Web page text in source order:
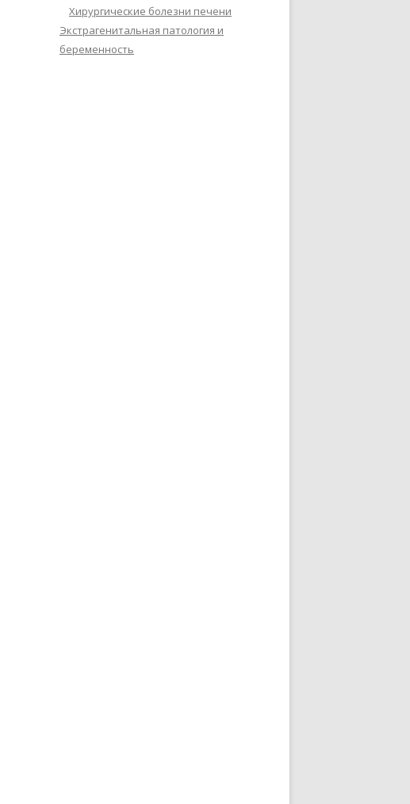
Хирургические болезни печени
Экстрагенитальная патология и
беременность